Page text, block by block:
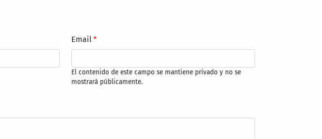
Email
El contenido de este campo se mantiene privado y no se
mostrará públicamente.